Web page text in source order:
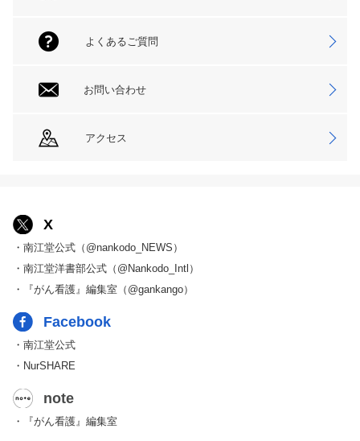
よくあるご質問
お問い合わせ
アクセス
X
・南江堂公式（@nankodo_NEWS）
・南江堂洋書部公式（@Nankodo_Intl）
・『がん看護』編集室（@gankango）
Facebook
・南江堂公式
・NurSHARE
note
・『がん看護』編集室